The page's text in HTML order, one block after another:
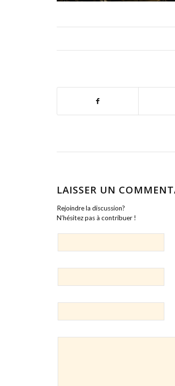
LAISSER UN
Rejoindre la discussion?
N’hésitez pas à contribuer !